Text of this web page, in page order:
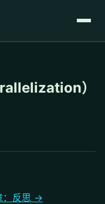
）
：反思 →